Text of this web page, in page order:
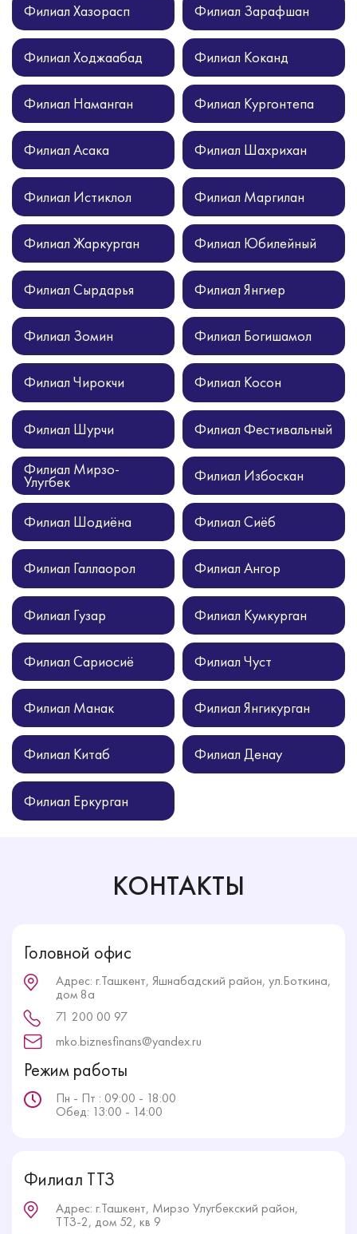
Филиал Хазорасп Филиал Зарафшан
Филиал Ходжаабад Филиал Коканд
Филиал Наманган Филиал Кургонтепа
Филиал Асака Филиал Шахрихан
Филиал Истиклол Филиал Маргилан
Филиал Жаркурган Филиал Юбилейный
Филиал Сырдарья Филиал Янгиер
Филиал Зомин Филиал Богишамол
Филиал Чирокчи Филиал Косон
Филиал Шурчи Филиал Фестивальный
Филиал Мирзо-
Улугбек Филиал Избоскан
Филиал Шодиёна Филиал Сиёб
Филиал Галлаорол Филиал Ангор
Филиал Гузар Филиал Кумкурган
Филиал Сариосиё Филиал Чуст
Филиал Манак Филиал Янгикурган
Филиал Китаб Филиал Денау
Филиал Еркурган
КОНТАКТЫ
Головной офис
Адрес: г.Ташкент, Яшнабадский район, ул.Боткина,
дом 8а
71 200 00 97
mko.biznesfinans@yandex.ru
Режим работы
Пн - Пт : 09:00 - 18:00
Обед: 13:00 - 14:00
Филиал ТТЗ
Адрес: г.Ташкент, Мирзо Улугбекский район,
ТТЗ-2, дом 52, кв 9